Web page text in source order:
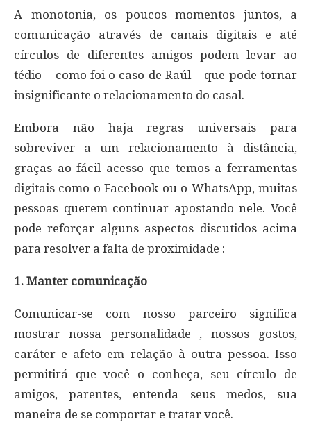
A monotonia, os poucos momentos juntos, a
comunicação através de canais digitais e até
círculos de diferentes amigos podem levar ao
tédio – como foi o caso de Raúl – que pode tornar
insignificante o relacionamento do casal.
Embora não haja regras universais para
sobreviver a um relacionamento à distância,
graças ao fácil acesso que temos a ferramentas
digitais como o Facebook ou o WhatsApp, muitas
pessoas querem continuar apostando nele. Você
pode reforçar alguns aspectos discutidos acima
para resolver a falta de proximidade :
1. Manter comunicação
Comunicar-se com nosso parceiro significa
mostrar nossa personalidade , nossos gostos,
caráter e afeto em relação à outra pessoa. Isso
permitirá que você o conheça, seu círculo de
amigos, parentes, entenda seus medos, sua
maneira de se comportar e tratar você.